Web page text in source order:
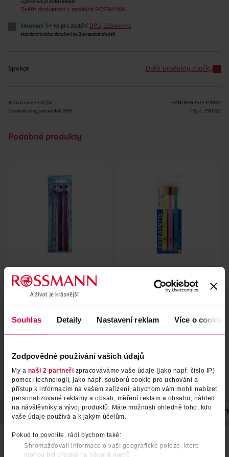
Souhlas Detaily Nastavení reklam Více o cookies
Zodpovědné používání vašich údajů
My a naši 2 partneři zpracováváme vaše údaje (jako např. číslo IP)
pomocí technologií, jako např. souborů cookie pro uchování a
přístup k informacím na vašem zařízení, abychom vám mohli nabízet
personalizované reklamy a obsah, měření reklam a obsahu, náhled
na návštěvníky a vývoj produktů. Máte možnosti ohledně toho, kdo
vaše údaje používá a k jakým účelům.
Pokud to povolíte, rádi bychom také:
Shromažďovali informace o vaší geografické poloze, které
mohou být přesné na několik metrů
vyzvednutí již za 60 minut
Ověřit dostupnost v prodejně ROSSMANN
Skladem 5+ ks pro zaslání DPD, Zásilkovna
standardní doba doručení do 3 pracovních dní
Spokar Další produkty značky
Běžná cena: 43 Kč/ks
Uvedené ceny jsou včetně DPH
EAN 08593534341982
Obj. č.: 790222
Podobné produkty
Zubní kartáčky 5460 Ultra soft
3 ks, různé druhy
249 Kč
DO KOŠÍKU
3 ks, různé druhy
249 Kč
DO KOŠÍKU
POPIS POČET NÁZEV VÝROBCE/DODAVATELE ADRESA
Šetrná péče, na kterou se můžete spolehnout každý den – i
když jsou vaše zuby a dásně citlivější. Zubní kartáček v extra
soft provedení je navržený tak, aby umožnil